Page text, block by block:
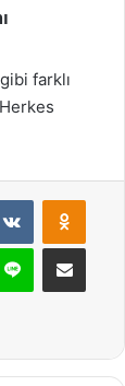
farklı
VKontakte
Line E-Posta ile